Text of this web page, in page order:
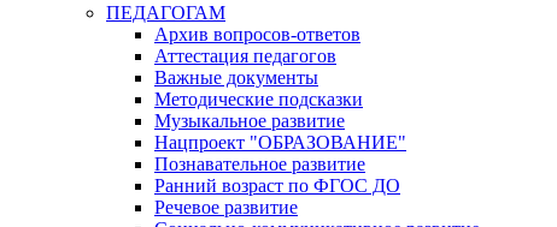
ПЕДАГОГАМ
Архив вопросов-ответов
Аттестация педагогов
Важные документы
Методические подсказки
Музыкальное развитие
Нацпроект "ОБРАЗОВАНИЕ"
Познавательное развитие
Ранний возраст по ФГОС ДО
Речевое развитие